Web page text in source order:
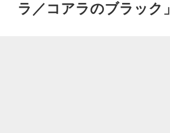
ラ／コアラのブラック」